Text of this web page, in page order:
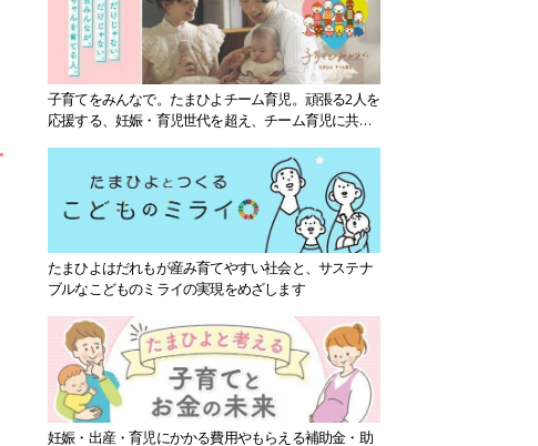
子育てをみんなで。たまひよチーム育児。頑張る2人を
応援する、妊娠・育児世代を超え、チーム育児に共感
たまひよはだれもが産み育てやすい社会と、サステナ
ブルなこどものミライの実現をめざします
妊娠・出産・育児にかかる費用やもらえる補助金・助